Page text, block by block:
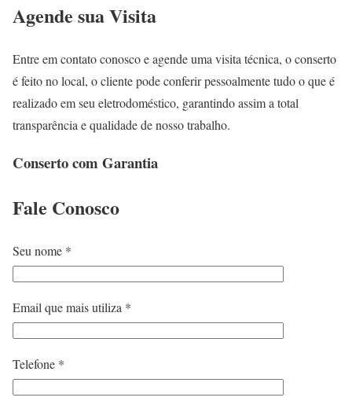
Agende sua Visita
Entre em contato conosco e agende uma visita técnica, o conserto
é feito no local, o cliente pode conferir pessoalmente tudo o que é
realizado em seu eletrodoméstico, garantindo assim a total
transparência e qualidade de nosso trabalho.
Conserto com Garantia
Fale Conosco
Seu nome *
Email que mais utiliza *
Telefone *